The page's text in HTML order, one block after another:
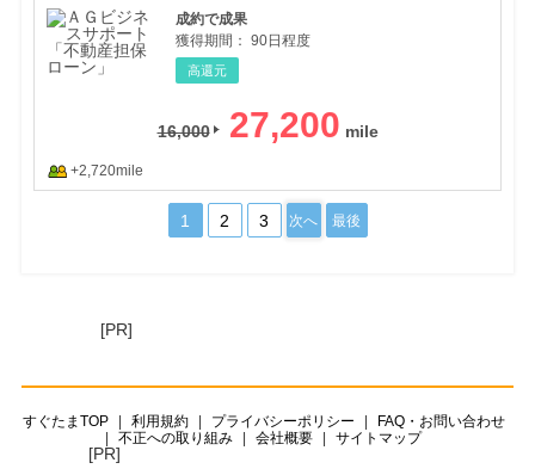
成約で成果
獲得期間： 90日程度
高還元
16,000 27,200
+2,720mile
1 2 3 次へ 最後
[PR]
すぐたまTOP 利用規約 プライバシーポリシー
FAQ・お問い合わせ
不正への取り組み
会社概要 サイトマップ
[PR]